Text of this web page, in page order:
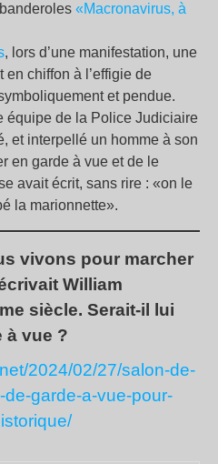
«Macronavirus, à
, lors d’une manifestation, une
en chiffon à l’effigie de
et pendue.
équipe de la Police Judiciaire
et interpellé un homme à son
en garde à vue et de le
avait écrit, sans rire : «on le
la marionnette».
vivons pour marcher
William
siècle. Serait-il lui
à vue ?
2024/02/27/salon-de-
de-garde-a-vue-pour-